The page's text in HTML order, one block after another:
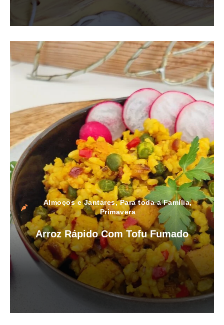
Almoços e Jantares,Para toda a Família,
Primavera
Arroz Rápido Com Tofu Fumado